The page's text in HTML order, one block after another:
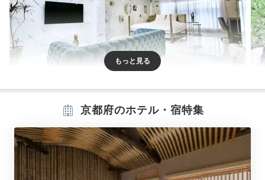
全室スイートのゲストルーム♪「303デラックススイー
ト」は55㎡を超える広々空間。大理石調の床や壁の豪
華内装が素敵！ほかにも「101ジュニアスイート」な
ど、どのお部屋もデザイナーズ家具が置かれとってもお
しゃれです♡
京都府のホテル・宿特集